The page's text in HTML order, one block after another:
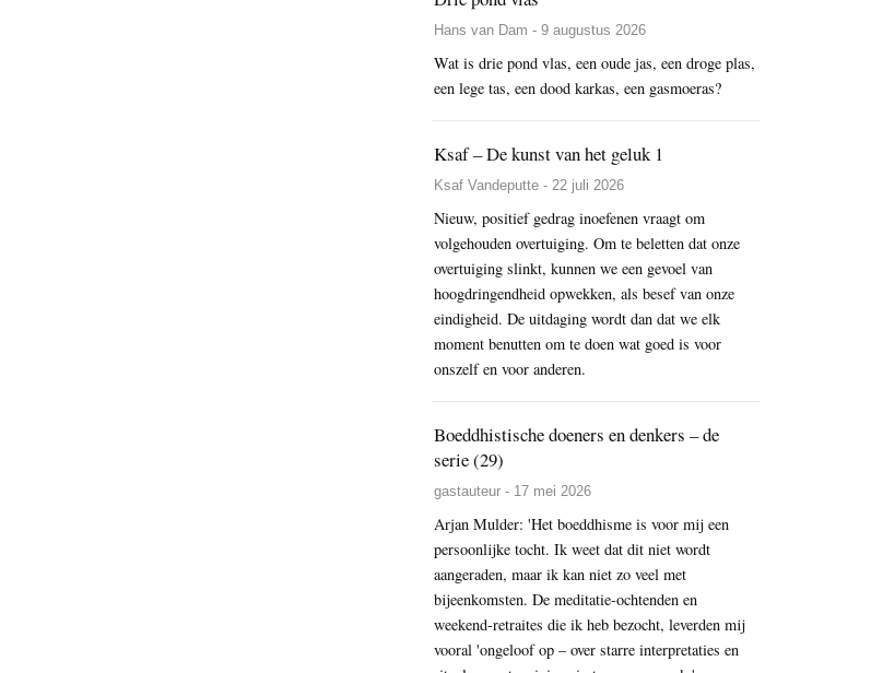
Hans van Dam - 9 augustus 2026
Wat is drie pond vlas, een oude jas, een droge plas,
een lege tas, een dood karkas, een gasmoeras?
Ksaf – De kunst van het geluk 1
Ksaf Vandeputte - 22 juli 2026
Nieuw, positief gedrag inoefenen vraagt om
volgehouden overtuiging. Om te beletten dat onze
overtuiging slinkt, kunnen we een gevoel van
hoogdringendheid opwekken, als besef van onze
eindigheid. De uitdaging wordt dan dat we elk
moment benutten om te doen wat goed is voor
onszelf en voor anderen.
Boeddhistische doeners en denkers – de
serie (29)
gastauteur - 17 mei 2026
Arjan Mulder: 'Het boeddhisme is voor mij een
persoonlijke tocht. Ik weet dat dit niet wordt
aangeraden, maar ik kan niet zo veel met
bijeenkomsten. De meditatie-ochtenden en
weekend-retraites die ik heb bezocht, leverden mij
vooral 'ongeloof op – over starre interpretaties en